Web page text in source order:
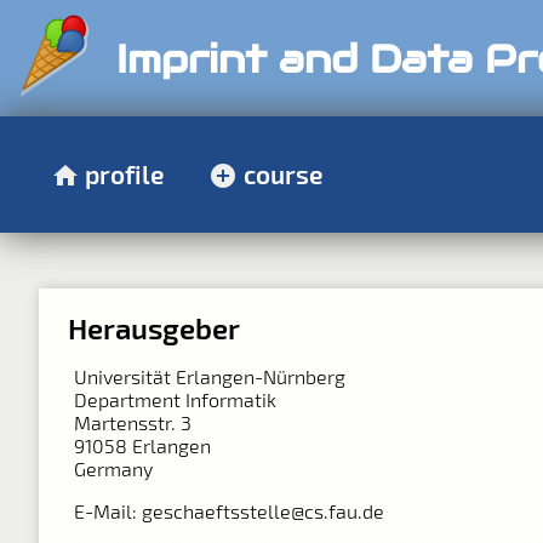
Imprint and Data
profile course
Herausgeber
Universität Erlangen-Nürnberg
Department Informatik
Martensstr. 3
91058 Erlangen
Germany
E-Mail: geschaeftsstelle@cs.fau.de